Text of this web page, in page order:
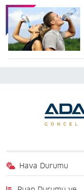
Hava Durumu